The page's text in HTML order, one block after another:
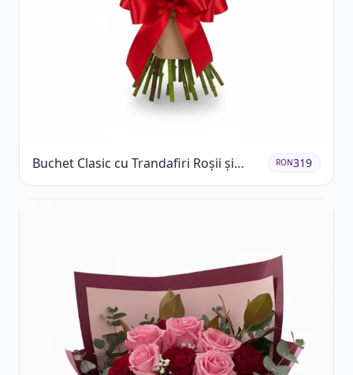
Buchet Clasic cu Trandafiri Roșii și
Gypsophila
RON319